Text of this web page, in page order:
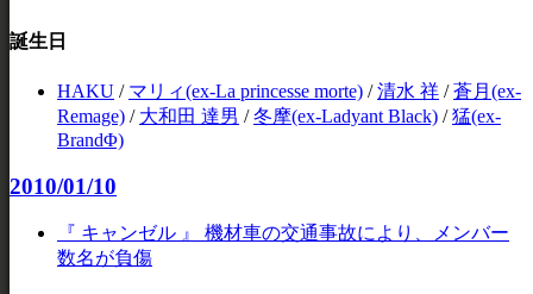
誕生日
HAKU / マリィ(ex-La princesse morte) /清水 祥 /蒼月(ex-
Remage) / 大和田 達男 /冬摩(ex-Ladyant Black) /猛(ex-
BrandΦ)
2010/01/10
『 キャンゼル 』 機材車の交通事故により、メンバー
数名が負傷